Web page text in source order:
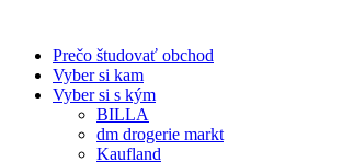
Prečo študovať obchod
Vyber si kam
Vyber si s kým
BILLA
dm drogerie markt
Kaufland